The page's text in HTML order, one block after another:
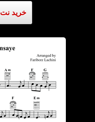
خرید نت ۳۰۰۰۰ تومان